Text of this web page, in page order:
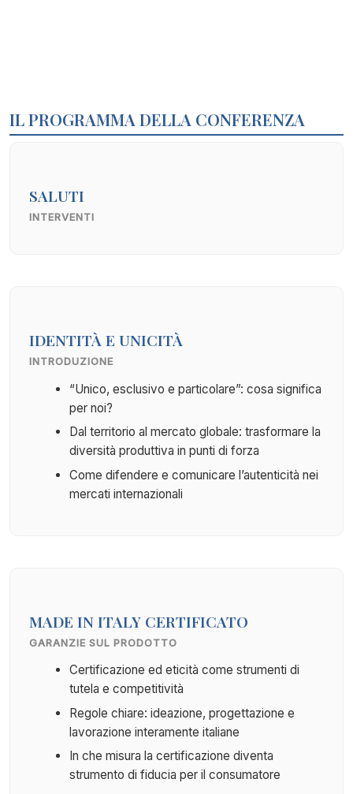
IL PROGRAMMA DELLA CONFERENZA
SALUTI
INTERVENTI
IDENTITÀ E UNICITÀ
INTRODUZIONE
“Unico, esclusivo e particolare”: cosa significa
per noi?
Dal territorio al mercato globale: trasformare la
diversità produttiva in punti di forza
Come difendere e comunicare l’autenticità nei
mercati internazionali
MADE IN ITALY CERTIFICATO
GARANZIE SUL PRODOTTO
Certificazione ed eticità come strumenti di
tutela e competitività
Regole chiare: ideazione, progettazione e
lavorazione interamente italiane
In che misura la certificazione diventa
strumento di fiducia per il consumatore